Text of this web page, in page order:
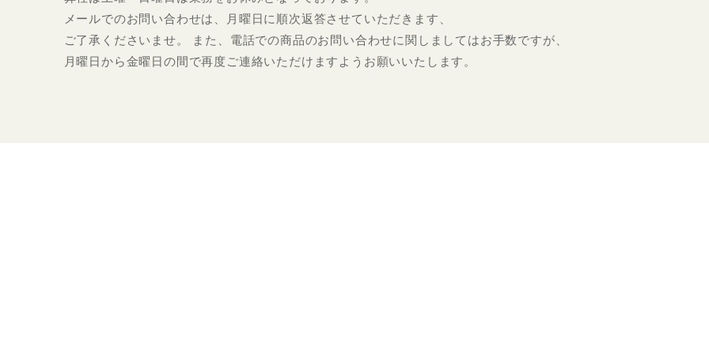
メールでのお問い合わせは、月曜日に順次返答させていただきます、
ご了承くださいませ。 また、電話での商品のお問い合わせに関しましてはお手数ですが、
月曜日から金曜日の間で再度ご連絡いただけますようお願いいたします。